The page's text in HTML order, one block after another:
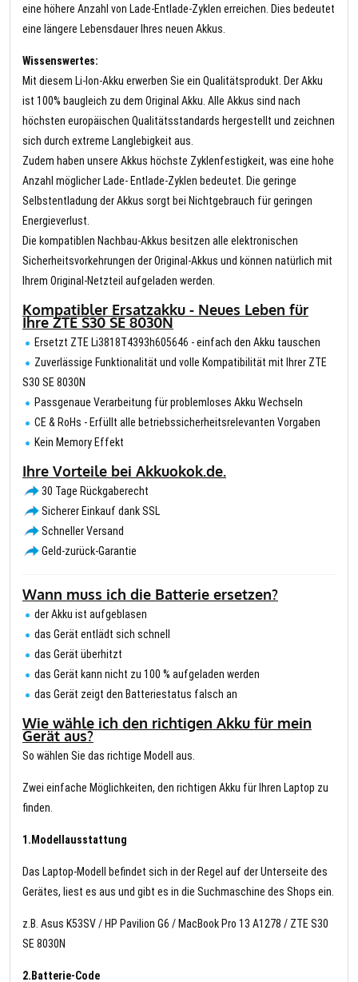
eine höhere Anzahl von Lade-Entlade-Zyklen erreichen. Dies bedeutet
eine längere Lebensdauer Ihres neuen Akkus.
Wissenswertes:
Mit diesem Li-Ion-Akku erwerben Sie ein Qualitätsprodukt. Der Akku
ist 100% baugleich zu dem Original Akku. Alle Akkus sind nach
höchsten europäischen Qualitätsstandards hergestellt und zeichnen
sich durch extreme Langlebigkeit aus.
Zudem haben unsere Akkus höchste Zyklenfestigkeit, was eine hohe
Anzahl möglicher Lade- Entlade-Zyklen bedeutet. Die geringe
Selbstentladung der Akkus sorgt bei Nichtgebrauch für geringen
Energieverlust.
Die kompatiblen Nachbau-Akkus besitzen alle elektronischen
Sicherheitsvorkehrungen der Original-Akkus und können natürlich mit
Ihrem Original-Netzteil aufgeladen werden.
Kompatibler Ersatzakku - Neues Leben für
Ihre ZTE S30 SE 8030N
Ersetzt ZTE Li3818T4393h605646 - einfach den Akku tauschen
Zuverlässige Funktionalität und volle Kompatibilität mit Ihrer ZTE
S30 SE 8030N
Passgenaue Verarbeitung für problemloses Akku Wechseln
CE & RoHs - Erfüllt alle betriebssicherheitsrelevanten Vorgaben
Kein Memory Effekt
Ihre Vorteile bei Akkuokok.de.
30 Tage Rückgaberecht
Sicherer Einkauf dank SSL
Schneller Versand
Geld-zurück-Garantie
Wann muss ich die Batterie ersetzen?
der Akku ist aufgeblasen
das Gerät entlädt sich schnell
das Gerät überhitzt
das Gerät kann nicht zu 100 % aufgeladen werden
das Gerät zeigt den Batteriestatus falsch an
Wie wähle ich den richtigen Akku für mein
Gerät aus?
So wählen Sie das richtige Modell aus.
Zwei einfache Möglichkeiten, den richtigen Akku für Ihren Laptop zu
finden.
1.Modellausstattung
Das Laptop-Modell befindet sich in der Regel auf der Unterseite des
Gerätes, liest es aus und gibt es in die Suchmaschine des Shops ein.
z.B. Asus K53SV / HP Pavilion G6 / MacBook Pro 13 A1278 / ZTE S30
SE 8030N
2.Batterie-Code